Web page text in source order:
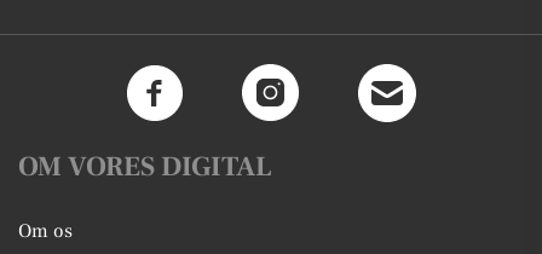
OM VORES DIGITAL
Om os